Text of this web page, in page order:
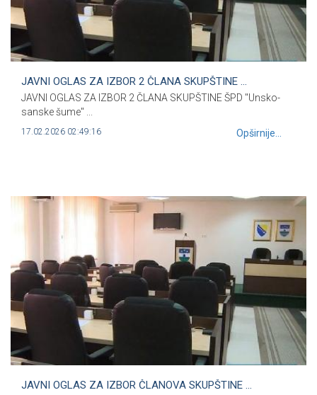
JAVNI OGLAS ZA IZBOR 2 ČLANA SKUPŠTINE ...
JAVNI OGLAS ZA IZBOR 2 ČLANA SKUPŠTINE ŠPD "Unsko-
sanske šume" ...
17.02.2026 02:49:16 Opširnije...
JAVNI OGLAS ZA IZBOR ČLANOVA SKUPŠTINE ...